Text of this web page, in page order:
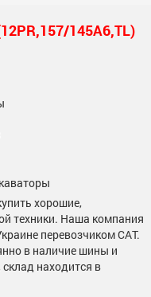
145A6,TL)
хорошие,
техники. Наша компания
перевозчиком САТ.
в наличие шины и
находится в